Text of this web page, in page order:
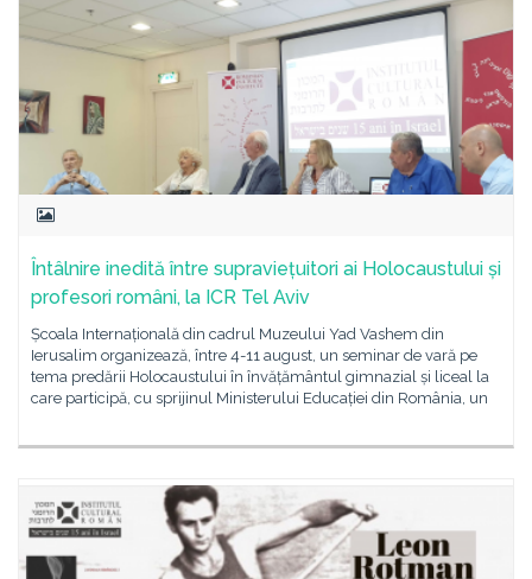
Întâlnire inedită între supraviețuitori ai Holocaustului și
profesori români, la ICR Tel Aviv
Școala Internațională din cadrul Muzeului Yad Vashem din
Ierusalim organizează, între 4-11 august, un seminar de vară pe
tema predării Holocaustului în învățământul gimnazial și liceal la
care participă, cu sprijinul Ministerului Educației din România, un